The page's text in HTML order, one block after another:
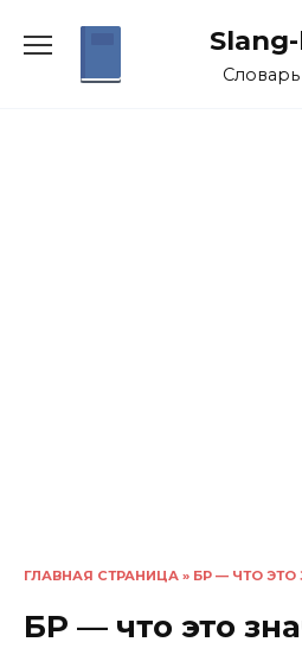
Словарь
ГЛАВНАЯ СТРАНИЦА » БР — ЧТО ЭТО
БР — что это